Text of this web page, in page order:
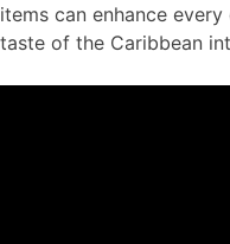
items can enhance
taste of the Caribbean